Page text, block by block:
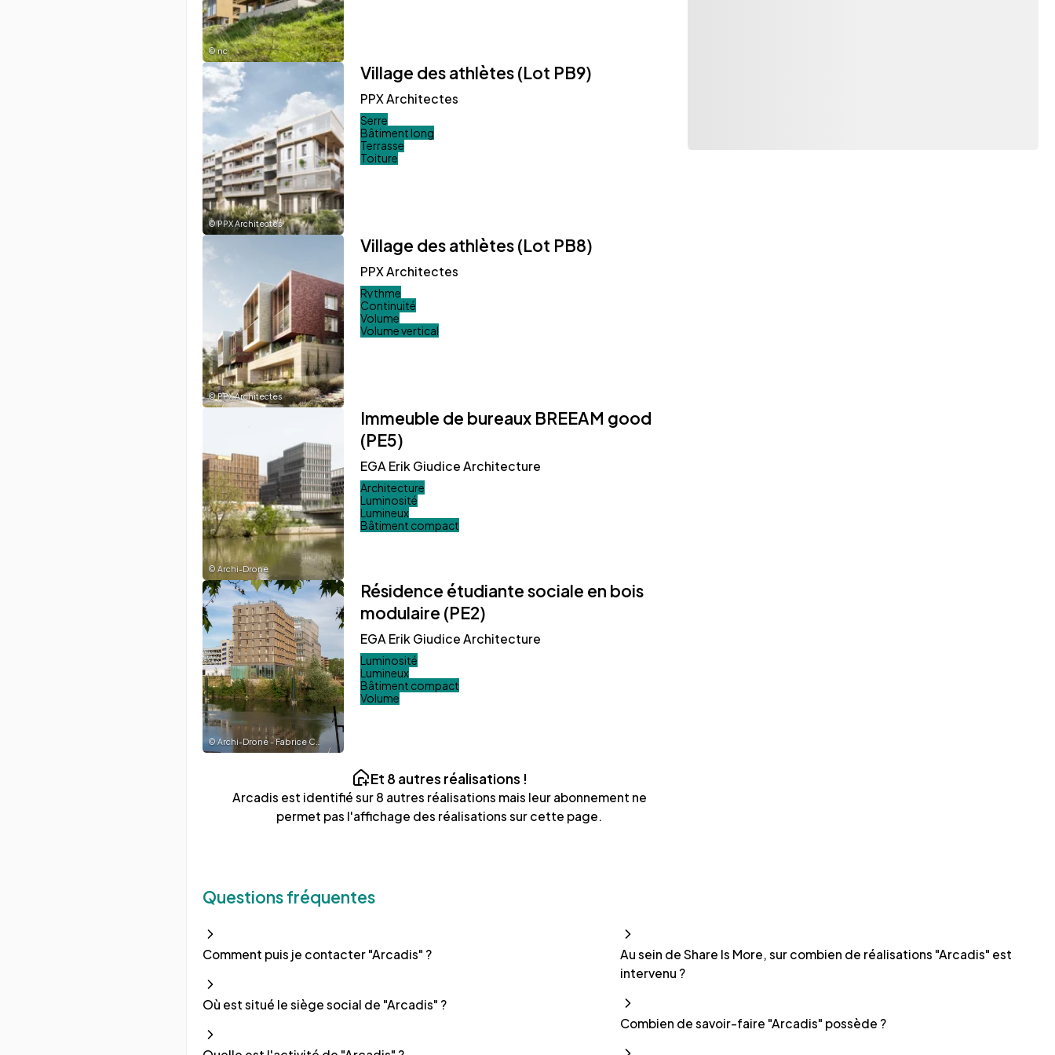
©nc
©PPX Architectes
Village des athlètes (Lot PB9)
PPX Architectes
Serre
Bâtiment long
Terrasse
Toiture
©PPX Architectes
Village des athlètes (Lot PB8)
PPX Architectes
Rythme
Continuité
Volume
Volume vertical
© Archi-Drone
Immeuble de bureaux BREEAM good
(PE5)
EGA Erik Giudice Architecture
Architecture
Luminosité
Lumineux
Bâtiment compact
©Archi-Drone - Fabrice Commerçon
Résidence étudiante sociale en bois
modulaire (PE2)
EGA Erik Giudice Architecture
Luminosité
Lumineux
Bâtiment compact
Volume
Et 8 autres réalisations !
Arcadis est identifié sur 8 autres réalisations mais leur abonnement ne
permet pas l'affichage des réalisations sur cette page.
Questions fréquentes
Comment puis je contacter "Arcadis" ?
Où est situé le siège social de "Arcadis" ?
Au sein de Share Is More, sur combien de réalisations "Arcadis" est
intervenu ?
Combien de savoir-faire "Arcadis" possède ?